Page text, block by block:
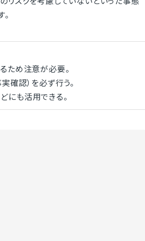
ため注意が必要。
確認）を必ず行う。
も活用できる。